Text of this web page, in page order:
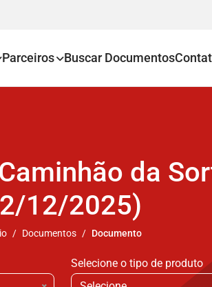
Parceiros Buscar Documentos
da
12/2025)
Documentos Documento
Selecione o tipo de produto